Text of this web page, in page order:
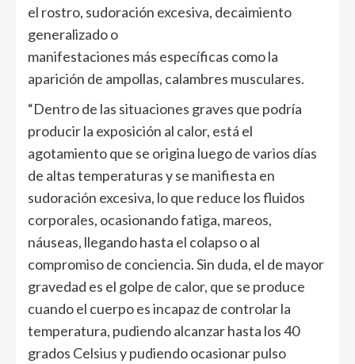
el rostro, sudoración excesiva, decaimiento
generalizado o
manifestaciones más específicas como la
aparición de ampollas, calambres musculares.
“Dentro de las situaciones graves que podría
producir la exposición al calor, está el
agotamiento que se origina luego de varios días
de altas temperaturas y se manifiesta en
sudoración excesiva, lo que reduce los fluidos
corporales, ocasionando fatiga, mareos,
náuseas, llegando hasta el colapso o al
compromiso de conciencia. Sin duda, el de mayor
gravedad es el golpe de calor, que se produce
cuando el cuerpo es incapaz de controlar la
temperatura, pudiendo alcanzar hasta los 40
grados Celsius y pudiendo ocasionar pulso